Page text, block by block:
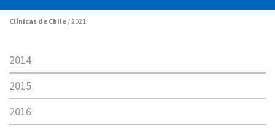
Clínicas de Chile /2021
2014
2015
2016